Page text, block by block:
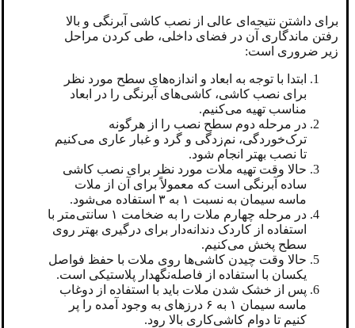
برای داشتن نتیجه‌ای عالی از نصب کاشی آبرنگی و بالا
رفتن ماندگاری آن در فضای داخلی، طی کردن مراحل
زیر ضروری است:
ابتدا با توجه به ابعاد و اندازه‌های سطح مورد نظر
برای نصب کاشی، کاشی‌های آبرنگی را در ابعاد
مناسب تهیه می‌کنیم.
در مرحله دوم سطح نصب را از هرگونه
ترک‌خوردگی، نم‌زدگی و گرد و غبار عاری می‌کنیم
تا نصب بهتر انجام شود.
حالا وقت تهیه ملات مورد نظر برای نصب کاشی
ساده آبرنگی است که معمولاً برای آن از ملات
ماسه سیمان به نسبت ۱ به ۳ استفاده می‌شود.
در مرحله چهارم ملات را به ضخامت ۱ سانتی‌متر با
استفاده از کاردک دندانه‌دار برای درگیری بهتر روی
سطح پخش می‌کنیم.
حالا وقت چیدن کاشی‌ها روی ملات با حفظ فواصل
یکسان با استفاده از فاصله‌نگهدار پلاستیکی است.
پس از خشک شدن ملات باید با استفاده از دوغاب
ماسه سیمان ۱ به ۶ درزهای به وجود آمده را پر
کنیم تا دوام کاشی‌کاری بالا رود.